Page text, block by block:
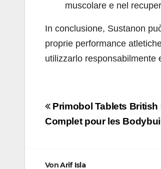
muscolare e nel
In conclusione, Sustanon
proprie performance
utilizzarlo responsabilmente
Primobol Tablets British
Complet pour les
VonArif Isla